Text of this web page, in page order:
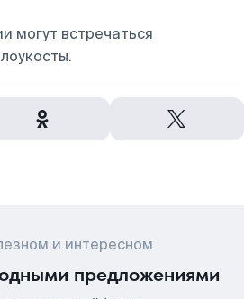
могут встречаться
и интересном
предложениями